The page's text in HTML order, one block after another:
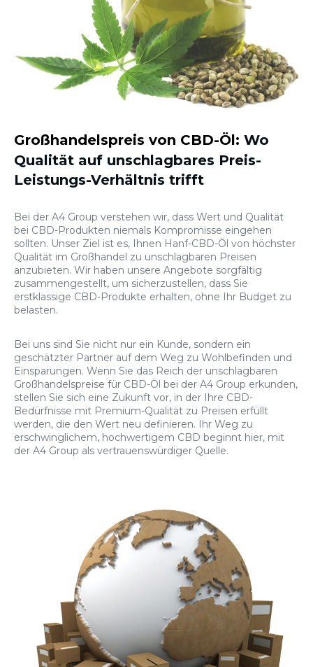
Großhandelspreis von CBD-Öl: Wo
Qualität auf unschlagbares Preis-
Leistungs-Verhältnis trifft
Bei der A4 Group verstehen wir, dass Wert und Qualität
bei CBD-Produkten niemals Kompromisse eingehen
sollten. Unser Ziel ist es, Ihnen Hanf-CBD-Öl von höchster
Qualität im Großhandel zu unschlagbaren Preisen
anzubieten. Wir haben unsere Angebote sorgfältig
zusammengestellt, um sicherzustellen, dass Sie
erstklassige CBD-Produkte erhalten, ohne Ihr Budget zu
belasten.
Bei uns sind Sie nicht nur ein Kunde, sondern ein
geschätzter Partner auf dem Weg zu Wohlbefinden und
Einsparungen. Wenn Sie das Reich der unschlagbaren
Großhandelspreise für CBD-Öl bei der A4 Group erkunden,
stellen Sie sich eine Zukunft vor, in der Ihre CBD-
Bedürfnisse mit Premium-Qualität zu Preisen erfüllt
werden, die den Wert neu definieren. Ihr Weg zu
erschwinglichem, hochwertigem CBD beginnt hier, mit
der A4 Group als vertrauenswürdiger Quelle.